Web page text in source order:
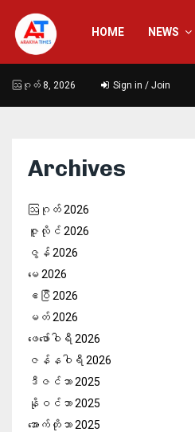
HOME NEWS
ဩဂုတ် 8, 2026 Sign in / Join
Archives
ဩဂုတ် 2026
ဇူလိုင် 2026
ဇွန် 2026
မေ 2026
ဧပြီ 2026
မတ် 2026
ဖေ‌ဖော်ဝါရီ 2026
ဇန်နဝါရီ 2026
ဒီဇင်ဘာ 2025
နိုဝင်ဘာ 2025
အောက်တိုဘာ 2025